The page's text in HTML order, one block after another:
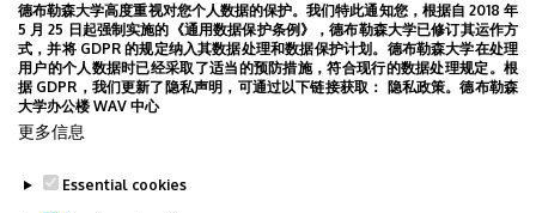
德布勒森大学高度重视对您个人数据的保护。我们特此通知您，根据自 2018 年
5 月 25 日起强制实施的《通用数据保护条例》，德布勒森大学已修订其运作方
式，并将 GDPR 的规定纳入其数据处理和数据保护计划。德布勒森大学在处理
用户的个人数据时已经采取了适当的预防措施，符合现行的数据处理规定。根
据 GDPR，我们更新了隐私声明，可通过以下链接获取： 隐私政策。德布勒森
大学办公楼 WAV 中心
更多信息
Essential cookies